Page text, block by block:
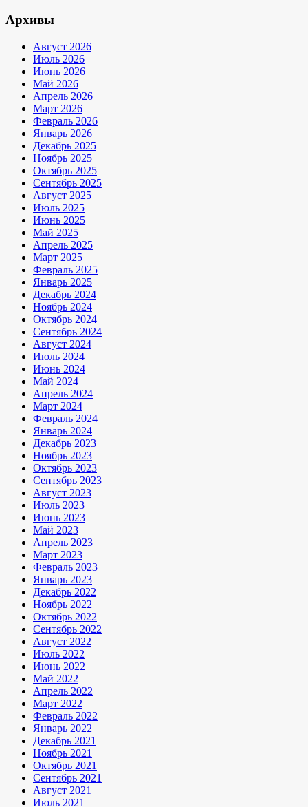
Архивы
Август 2026
Июль 2026
Июнь 2026
Май 2026
Апрель 2026
Март 2026
Февраль 2026
Январь 2026
Декабрь 2025
Ноябрь 2025
Октябрь 2025
Сентябрь 2025
Август 2025
Июль 2025
Июнь 2025
Май 2025
Апрель 2025
Март 2025
Февраль 2025
Январь 2025
Декабрь 2024
Ноябрь 2024
Октябрь 2024
Сентябрь 2024
Август 2024
Июль 2024
Июнь 2024
Май 2024
Апрель 2024
Март 2024
Февраль 2024
Январь 2024
Декабрь 2023
Ноябрь 2023
Октябрь 2023
Сентябрь 2023
Август 2023
Июль 2023
Июнь 2023
Май 2023
Апрель 2023
Март 2023
Февраль 2023
Январь 2023
Декабрь 2022
Ноябрь 2022
Октябрь 2022
Сентябрь 2022
Август 2022
Июль 2022
Июнь 2022
Май 2022
Апрель 2022
Март 2022
Февраль 2022
Январь 2022
Декабрь 2021
Ноябрь 2021
Октябрь 2021
Сентябрь 2021
Август 2021
Июль 2021